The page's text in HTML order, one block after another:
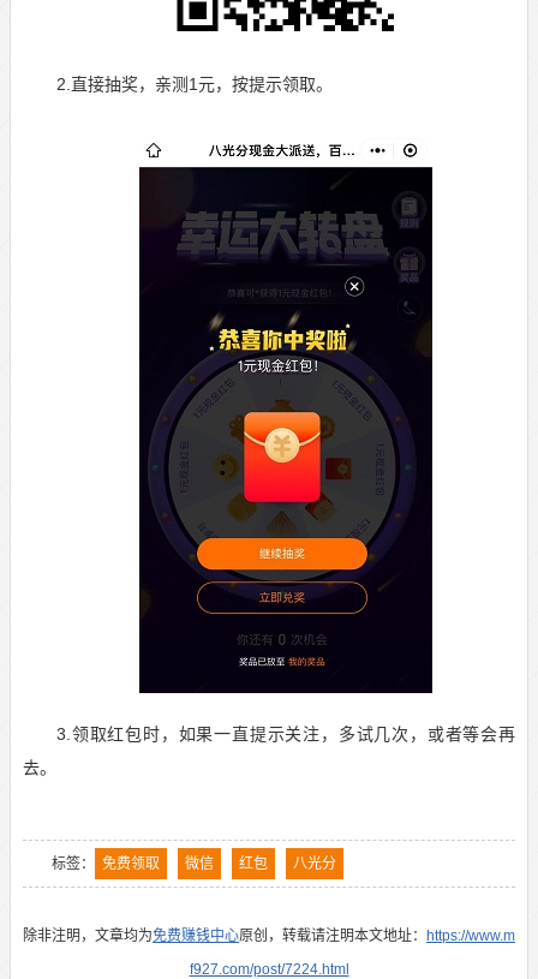
2.直接抽奖，亲测1元，按提示领取。
3.领取红包时，如果一直提示关注，多试几次，或者等会再
去。
标签： 免费领取 微信 红包 八光分
除非注明，文章均为免费赚钱中心原创，转载请注明本文地址：
https://www.m
f927.com/post/7224.html